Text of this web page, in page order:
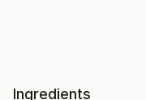
Ingredients